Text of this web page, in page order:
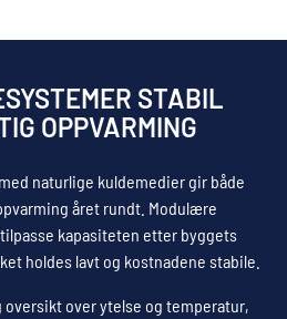
STABIL
OPPVARMING
naturlige kuldemedier gir både
året rundt. Modulære
kapasiteten etter byggets
holdes lavt og kostnadene stabile.
over ytelse og temperatur,